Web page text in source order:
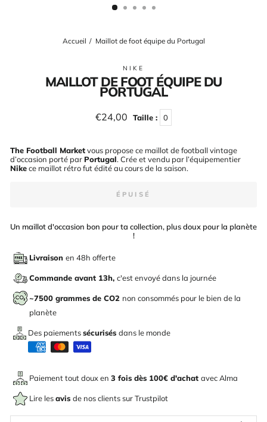
Accueil / Maillot de foot équipe du Portugal
NIKE
MAILLOT DE FOOT ÉQUIPE DU
PORTUGAL
Prix
régulier
€24,00 Taille : 0
The Football Marketvous propose ce maillot de football vintage
d’occasion porté par Portugal. Crée et vendu par l’équipementier
Nikece maillot rétro fut édité au cours de la saison.
ÉPUISÉ
Un maillot d'occasion bon pour ta collection, plus doux pour la planète
!
Livraison en 48h offerte
Commande avant 13h, c'est envoyé dans la journée
~7500 grammes de CO2 non consommés pour le bien de la
planète
Des paiementssécurisés dans le monde
Paiement tout doux en 3 fois dès 100€ d'achat avecAlma
Lire lesavis de nos clients sur Trustpilot